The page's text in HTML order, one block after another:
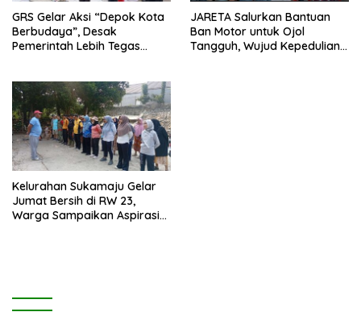
GRS Gelar Aksi “Depok Kota
Berbudaya”, Desak
Pemerintah Lebih Tegas
JARETA Salurkan Bantuan
Ban Motor untuk Ojol
Tangguh, Wujud Kepedulian
Kelurahan Sukamaju Gelar
Jumat Bersih di RW 23,
Warga Sampaikan Aspirasi